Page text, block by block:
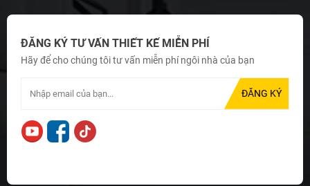
ĐĂNG KÝ TƯ VẤN THIẾT KẾ MIỄN PHÍ
Hãy để cho chúng tôi tư vấn miễn phí ngôi nhà của bạn